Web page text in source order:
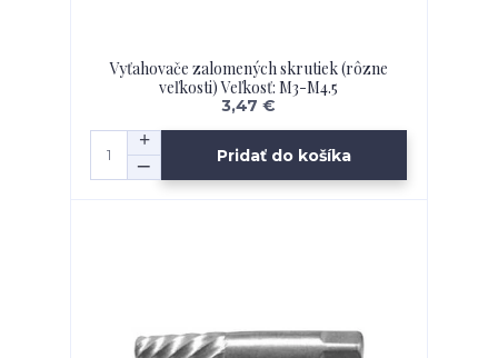
Vyťahovače zalomených skrutiek (rôzne
veľkosti) Veľkosť: M3-M4.5
3,47 €
Pridať do košíka